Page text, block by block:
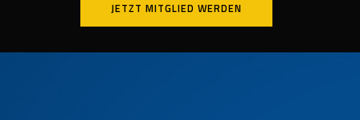
JETZT MITGLIED WERDEN